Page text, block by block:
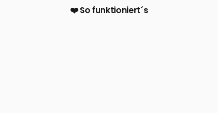
❤️ So funktioniert´s